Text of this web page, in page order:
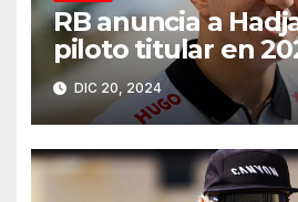
RB anuncia a
piloto titular en
DIC 20, 2024